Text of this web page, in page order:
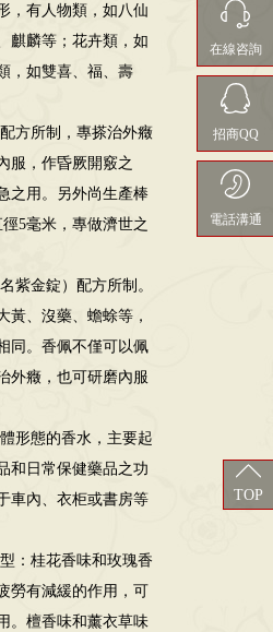
，有人物類，如八仙
麒麟等；花卉類，如
，如雙喜、福、壽
方所制，專搽治外癥
服，作昏厥開竅之
之用。另外尚生產棒
5毫米，專做濟世之
金錠）配方所制。
黃、沒藥、蟾蜍等，
同。香佩不僅可以佩
外癥，也可研磨內服
態的香水，主要起
和日常保健藥品之功
車內、衣柜或書房等
桂花香味和玫瑰香
勞有減緩的作用，可
。檀香味和薰衣草味
在線咨詢
招商QQ
電話溝通
TOP